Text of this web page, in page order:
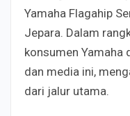
Yamaha Flagahip
Jepara. Dalam
konsumen Yamaha
dan media ini,
dari jalur utama.